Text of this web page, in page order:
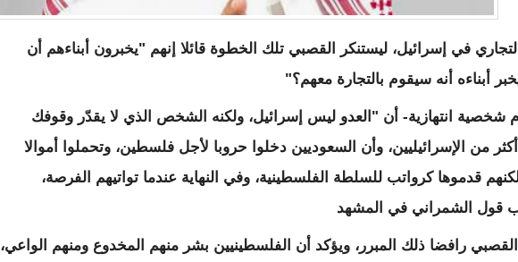
التجاري في إسرائيل، ليستنكر القصبي تلك الخطوة قائلا إنهم "يخبرون أبناءهم أن
أبناءه أنه سيقوم بالتجارة معهم؟"
شخصية انتهازية- أن "العدو ليس إسرائيل، ولكنه الشخص الذي لا يقدّر وقوفك
أكثر من الإسرائيليين، وأن السعوديين دخلوا حروبا لأجل فلسطين، وتحملوا أموالا
قدموها كرواتب للسلطة الفلسطينية، وفي النهاية عندما تواتيهم الفرصة،
قول الشمراني في المشهد
رافضا ذلك المبرر، ويؤكد أن الفلسطينيين بشر منهم المخدوع ومنهم الواعي،